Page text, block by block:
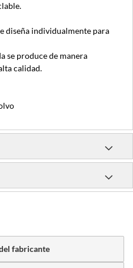
diseña individualmente para
se produce de manera
calidad.
fabricante